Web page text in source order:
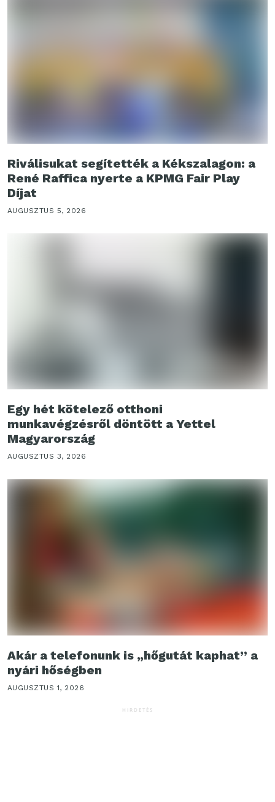
Riválisukat segítették a Kékszalagon: a
René Raffica nyerte a KPMG Fair Play
Díjat
AUGUSZTUS 5, 2026
Egy hét kötelező otthoni
munkavégzésről döntött a Yettel
Magyarország
AUGUSZTUS 3, 2026
Akár a telefonunk is „hőgutát kaphat” a
nyári hőségben
AUGUSZTUS 1, 2026
HIRDETÉS